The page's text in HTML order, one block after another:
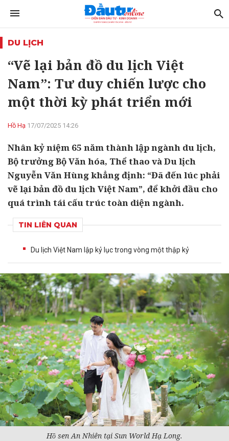
DU LỊCH
“Vẽ lại bản đồ du lịch Việt
Nam”: Tư duy chiến lược cho
một thời kỳ phát triển mới
Hồ Hạ 17/07/2025 14:26
Nhân kỷ niệm 65 năm thành lập ngành du lịch,
Bộ trưởng Bộ Văn hóa, Thể thao và Du lịch
Nguyễn Văn Hùng khẳng định: “Đã đến lúc phải
vẽ lại bản đồ du lịch Việt Nam”, để khởi đầu cho
quá trình tái cấu trúc toàn diện ngành.
TIN LIÊN QUAN
Du lịch Việt Nam lập kỷ lục trong vòng một thập kỷ
Hồ sen An Nhiên tại Sun World Hạ Long.